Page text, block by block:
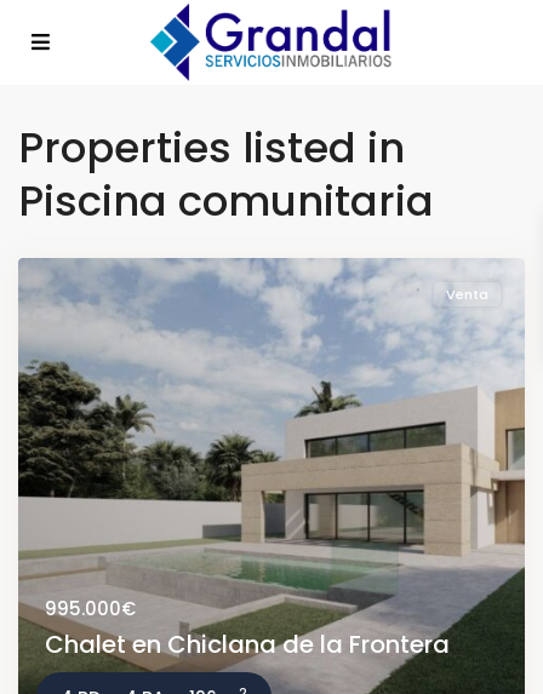
Properties listed in
Piscina comunitaria
Venta
995.000€
Chalet en Chiclana de la Frontera